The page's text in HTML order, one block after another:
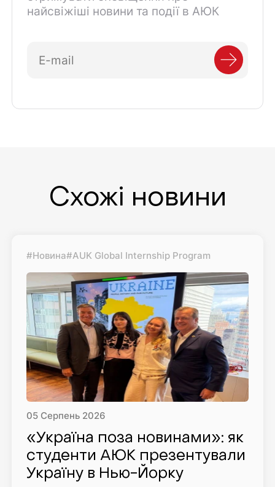
найсвіжіші новини та події в АЮК
Схожі новини
#Новина#AUK Global Internship Program
05 Серпень 2026
«Україна поза новинами»: як
студенти AЮK презентували
Україну в Нью-Йорку